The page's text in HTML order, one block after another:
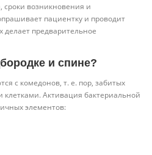
сроки возникновения и
пациентку и проводит
делает предварительное
и спине?
с комедонов, т. е. пор, забитых
Активация бактериальной
элементов: